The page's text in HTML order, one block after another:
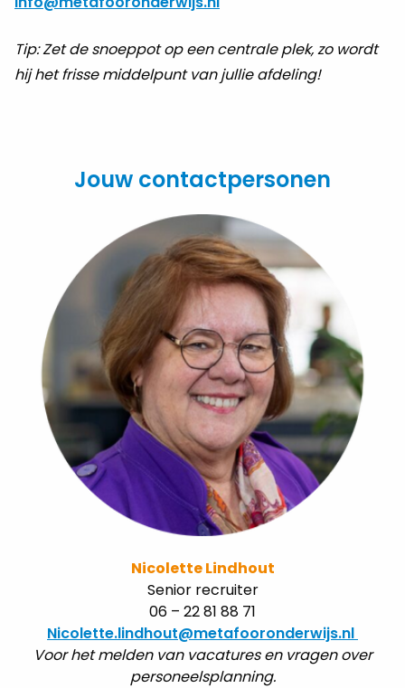
Tip: Zet de snoeppot op een centrale plek, zo wordt
hij het frisse middelpunt van jullie afdeling!
Jouw contactpersonen
Nicolette Lindhout
Senior recruiter
06 – 22 81 88 71
Nicolette.lindhout@metafooronderwijs.nl
Voor het melden van vacatures en vragen over
personeelsplanning.